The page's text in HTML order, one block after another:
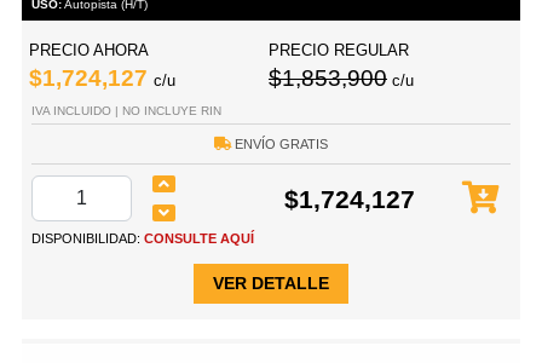
USO:Autopista (H/T)
PRECIO AHORA
$1,724,127 c/u
PRECIO REGULAR
$1,853,900 c/u
IVA INCLUIDO | NO INCLUYE RIN
ENVÍO GRATIS
$1,724,127
DISPONIBILIDAD: CONSULTE AQUÍ
VER DETALLE